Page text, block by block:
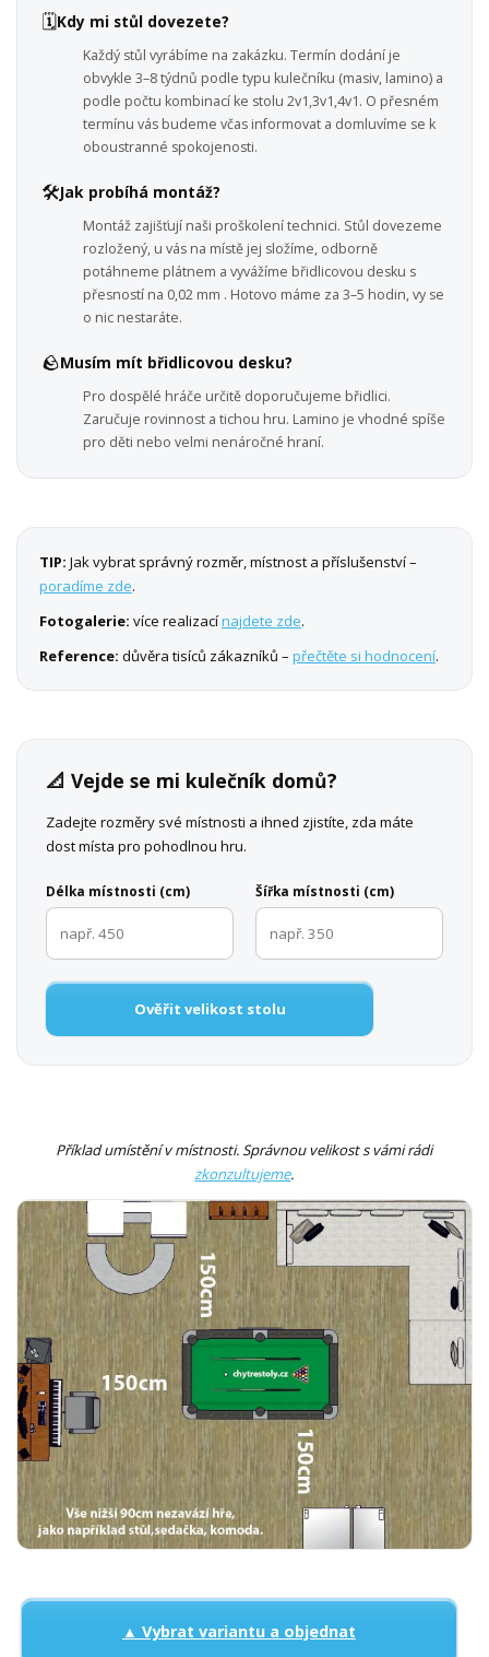
🗓️Kdy mi stůl dovezete?
Každý stůl vyrábíme na zakázku. Termín dodání je
obvykle 3–8 týdnů podle typu kulečníku (masiv, lamino) a
podle počtu kombinací ke stolu 2v1,3v1,4v1. O přesném
termínu vás budeme včas informovat a domluvíme se k
oboustranné spokojenosti.
🛠️Jak probíhá montáž?
Montáž zajišťují naši proškolení technici. Stůl dovezeme
rozložený, u vás na místě jej složíme, odborně
potáhneme plátnem a vyvážíme břidlicovou desku s
přesností na 0,02 mm . Hotovo máme za 3–5 hodin, vy se
o nic nestaráte.
🪨Musím mít břidlicovou desku?
Pro dospělé hráče určitě doporučujeme břidlici.
Zaručuje rovinnost a tichou hru. Lamino je vhodné spíše
pro děti nebo velmi nenáročné hraní.
TIP: Jak vybrat správný rozměr, místnost a příslušenství –
poradíme zde.
Fotogalerie: více realizacínajdete zde.
Reference: důvěra tisíců zákazníků – přečtěte si hodnocení.
📐 Vejde se mi kulečník domů?
Zadejte rozměry své místnosti a ihned zjistíte, zda máte
dost místa pro pohodlnou hru.
Délka místnosti (cm) Šířka místnosti (cm)
Ověřit velikost stolu
Příklad umístění v místnosti. Správnou velikost s vámi rádi
zkonzultujeme.
▲ Vybrat variantu a objednat